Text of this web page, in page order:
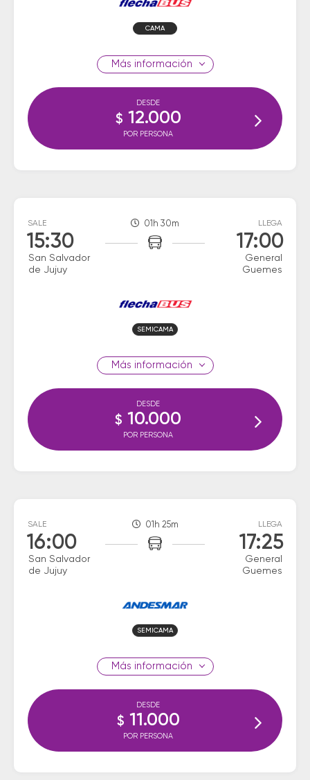
CAMA
información
DESDE
$ 12.000
POR PERSONA
SALE
15:30
San Salvador
de Jujuy
01h 30m LLEGA
17:00
General
Guemes
SEMICAMA
información
DESDE
$ 10.000
POR PERSONA
SALE
16:00
San Salvador
de Jujuy
01h 25m LLEGA
17:25
General
Guemes
SEMICAMA
información
DESDE
$ 11.000
POR PERSONA